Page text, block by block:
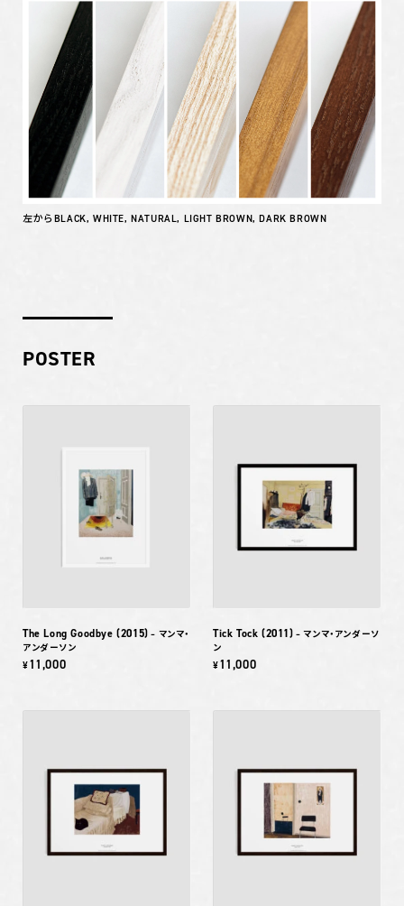
左からBLACK, WHITE, NATURAL, LIGHT BROWN, DARK BROWN
POSTER
The Long Goodbye (2015) – マンマ・
アンダーソン
¥11,000
Tick Tock (2011) – マンマ・アンダーソ
ン
¥11,000